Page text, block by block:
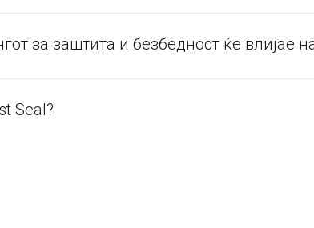
за заштита и безбедност ќе влијае
Seal?